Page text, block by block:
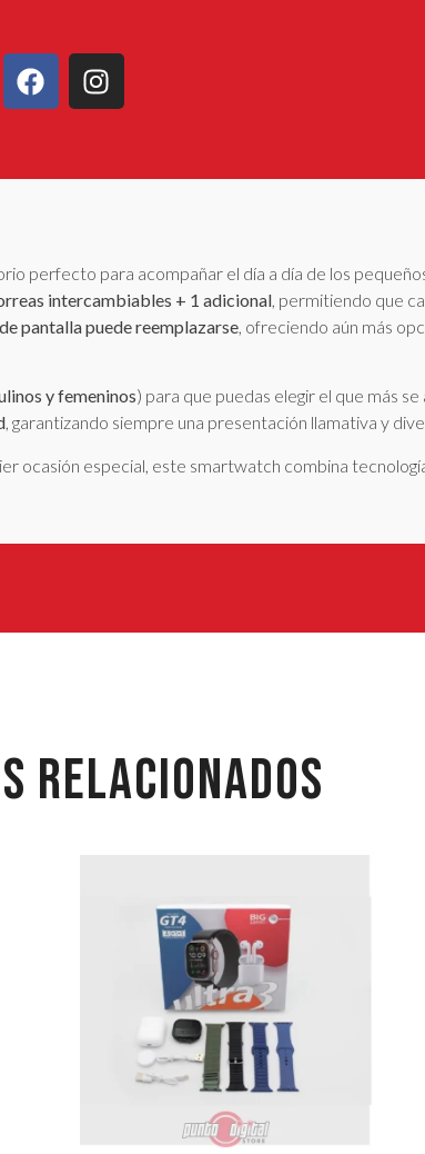
perfecto para acompañar el día a día de los
intercambiables + 1 adicional, permitiendo que
pantalla puede reemplazarse, ofreciendo aún más
y femeninos) para que puedas elegir el que más se
, garantizando siempre una presentación llamativa y
ocasión especial, este smartwatch combina
RELACIONADOS